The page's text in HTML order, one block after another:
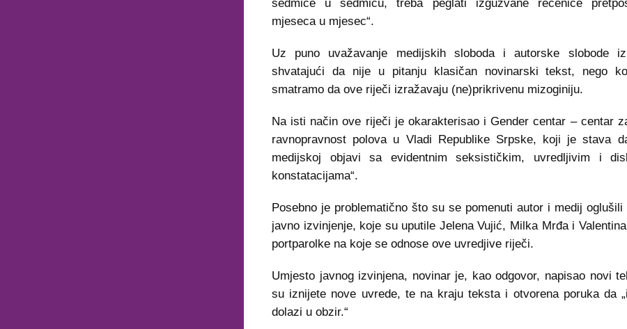
sedmice u sedmicu, treba peglati izgužvane rečenice
mjeseca u mjesec“.
Uz puno uvažavanje medijskih sloboda i autorske slobode
shvatajući da nije u pitanju klasičan novinarski tekst, nego
smatramo da ove riječi izražavaju (ne)prikrivenu mizoginiju.
Na isti način ove riječi je okarakterisao i Gender centar – centar
ravnopravnost polova u Vladi Republike Srpske, koji je stava
medijskoj objavi sa evidentnim seksističkim, uvredljivim i
konstatacijama“.
Posebno je problematično što su se pomenuti autor i medij oglušili
javno izvinjenje, koje su uputile Jelena Vujić, Milka Mrđa i
portparolke na koje se odnose ove uvredjive riječi.
Umjesto javnog izvinjena, novinar je, kao odgovor, napisao novi
su iznijete nove uvrede, te na kraju teksta i otvorena poruka da
dolazi u obzir.“